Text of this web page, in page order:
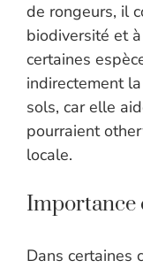
de rongeurs, il
biodiversité et
certaines
indirectement
sols, car elle
pourraient
locale.
Importance
Dans certaines